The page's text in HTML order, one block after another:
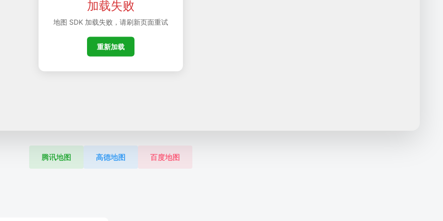
加载失败
地图 SDK 加载失败，请刷新页面重试
重新加载
腾讯地图 高德地图 百度地图